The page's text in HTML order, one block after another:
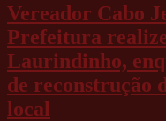
Vereador Cabo
Prefeitura
Laurindinho,
de reconstrução
local